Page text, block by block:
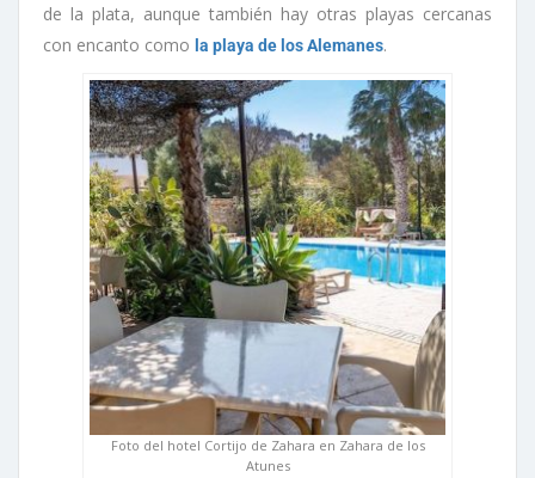
de la plata, aunque también hay otras playas cercanas
con encanto como la playa de los Alemanes.
Foto del hotel Cortijo de Zahara en Zahara de los
Atunes